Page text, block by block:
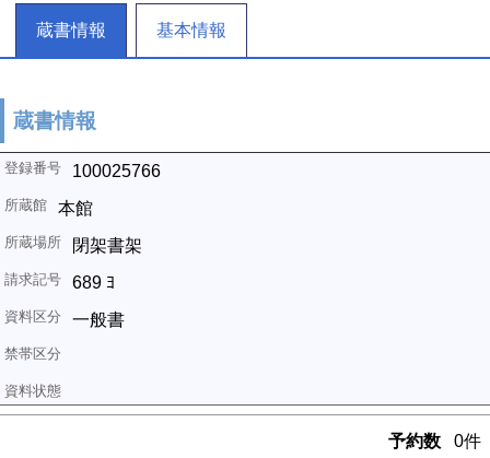
蔵書情報 基本情報
蔵書情報
100025766
本館
閉架書架
689 ﾖ
一般書
予約数 0件